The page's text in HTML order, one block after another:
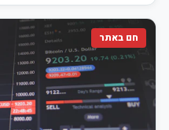
חם באתר